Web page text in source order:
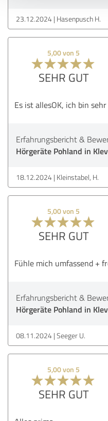
23.12.2024 Hasenpusch H.
5,00 von 5
SEHR GUT
Es ist allesOK, ich bin
Erfahrungsbericht &
Hörgeräte Pohland in
18.12.2024 Kleinstabel, H.
5,00 von 5
SEHR GUT
Fühle mich umfassend +
Erfahrungsbericht &
Hörgeräte Pohland in
08.11.2024 Seeger U.
5,00 von 5
SEHR GUT